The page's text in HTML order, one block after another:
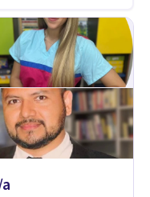
la tranquilidad en
a la edad de
y los tecnicismos.
las emociones
a
superar sus retos y
a
con la ansiedad, la
claras para educar